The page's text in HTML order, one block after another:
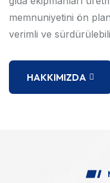
memnuniyetini ön
verimli ve
HAKKIMIZDA